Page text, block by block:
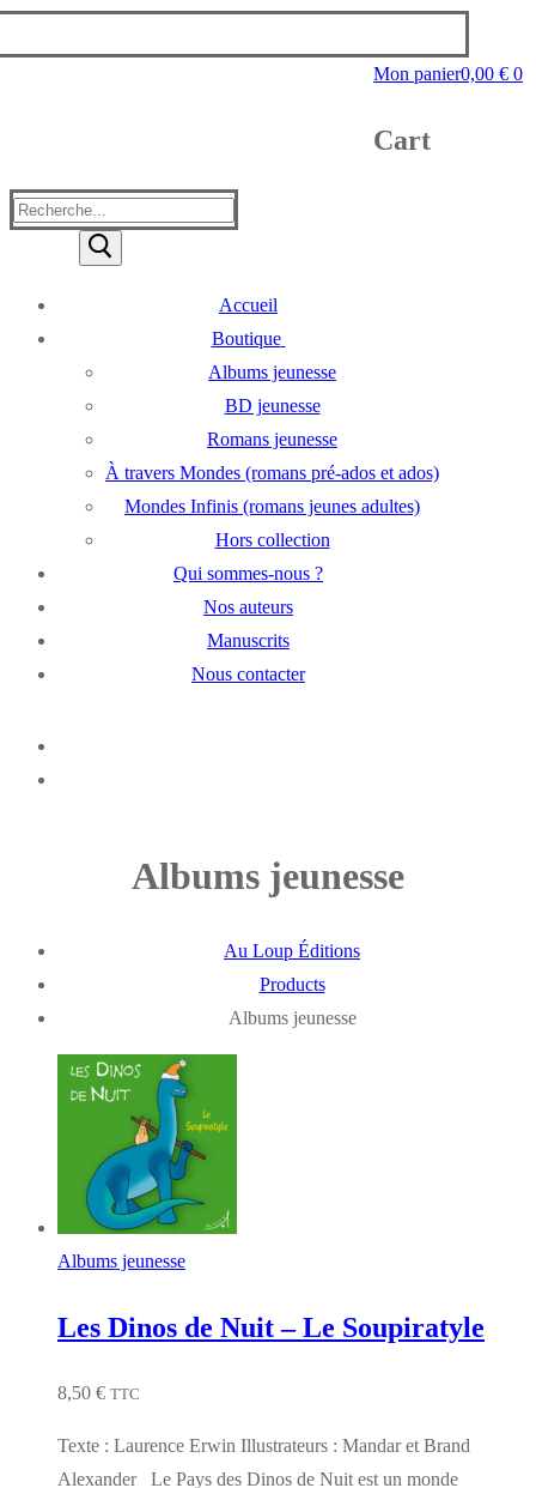
Mon panier0,00 € 0
Cart
Rechercher
Accueil
Boutique
Albums jeunesse
BD jeunesse
Romans jeunesse
À travers Mondes (romans pré-ados et ados)
Mondes Infinis (romans jeunes adultes)
Hors collection
Qui sommes-nous ?
Nos auteurs
Manuscrits
Nous contacter
Albums jeunesse
Au Loup Éditions
Products
Albums jeunesse
Albums jeunesse
Les Dinos de Nuit – Le Soupiratyle
8,50 € TTC
Texte : Laurence Erwin Illustrateurs : Mandar et Brand
Alexander Le Pays des Dinos de Nuit est un monde